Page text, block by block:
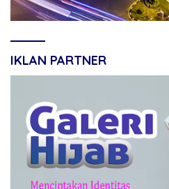
IKLAN PARTNER